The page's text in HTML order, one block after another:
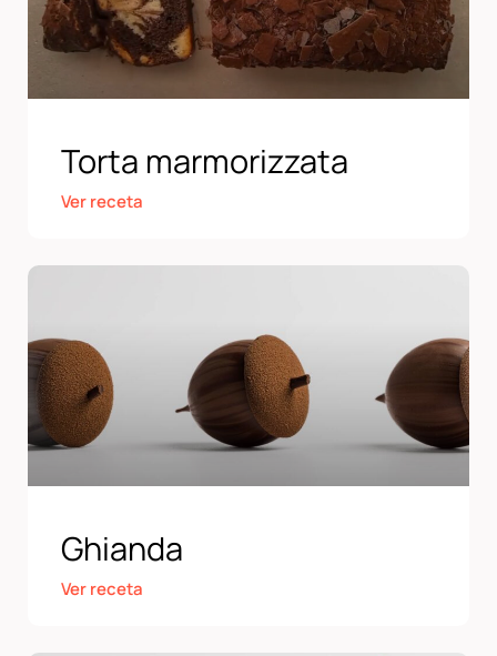
Torta marmorizzata
Ver receta
Ghianda
Ver receta